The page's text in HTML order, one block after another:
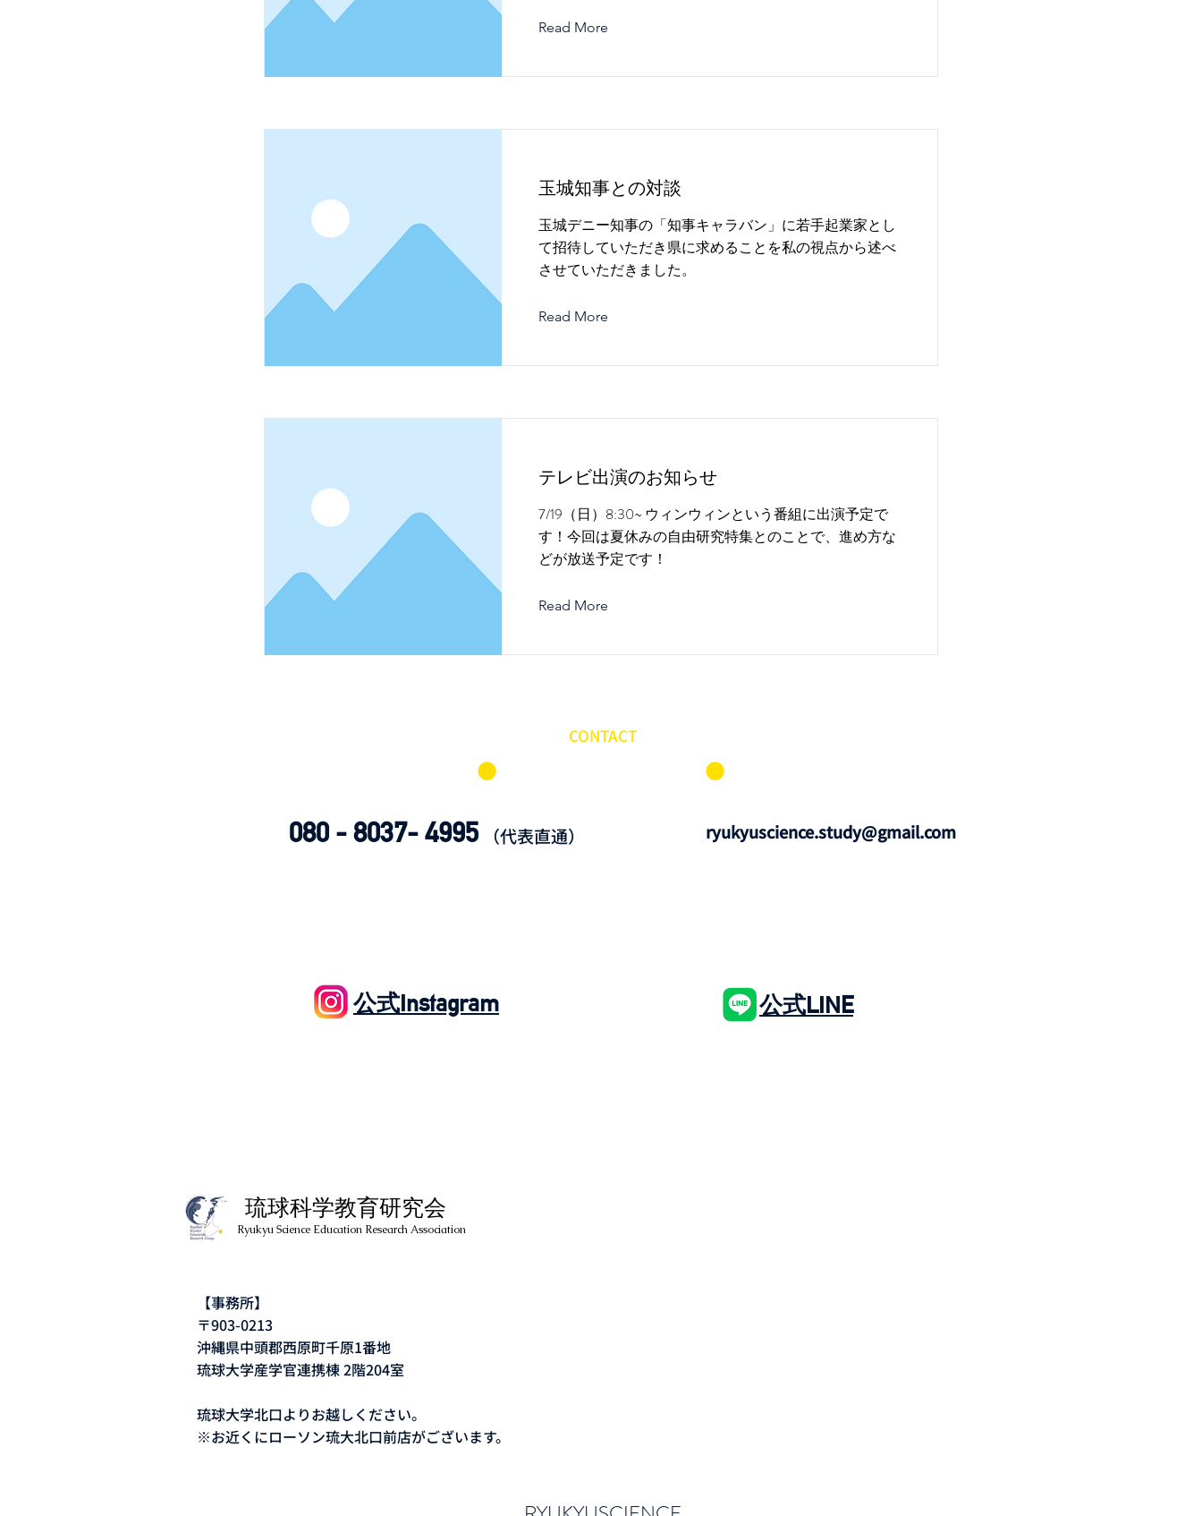
Read More
玉城知事との対談
玉城デニー知事の「知事キャラバン」に若手起業家とし
て招待していただき県に求めることを私の視点から述べ
させていただきました。
Read More
テレビ出演のお知らせ
7/19（日）8:30~ ウィンウィンという番組に出演予定で
す！今回は夏休みの自由研究特集とのことで、進め方な
どが放送予定です！
Read More
CONTACT
​⚫︎ ​⚫︎
​（代表直通）
080 - 8037- 4995 ryukyuscience.study@gmail.com
公式Instagram 公式LINE
【事務所】
〒903-0213
沖縄県中頭郡西原町千原1番地
琉球大学産学官連携棟 2階204室
琉球大学北口よりお越しください。
​※お近くにローソン琉大北口前店がございます。
Ryukyu Science Education Research Association
琉球科学教育研究会